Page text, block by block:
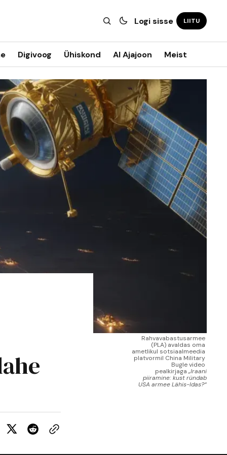
Logi sisse LIITU
Digivoog Ühiskond AI Ajajoon Meist
Rahvavabastusarmee
(PLA) avaldas oma
ametlikul sotsiaalmeedia
platvormil China Military
Bugle video
pealkirjaga „Iraani
piiramine: kust ründab
USA armee Lähis-Idas?“